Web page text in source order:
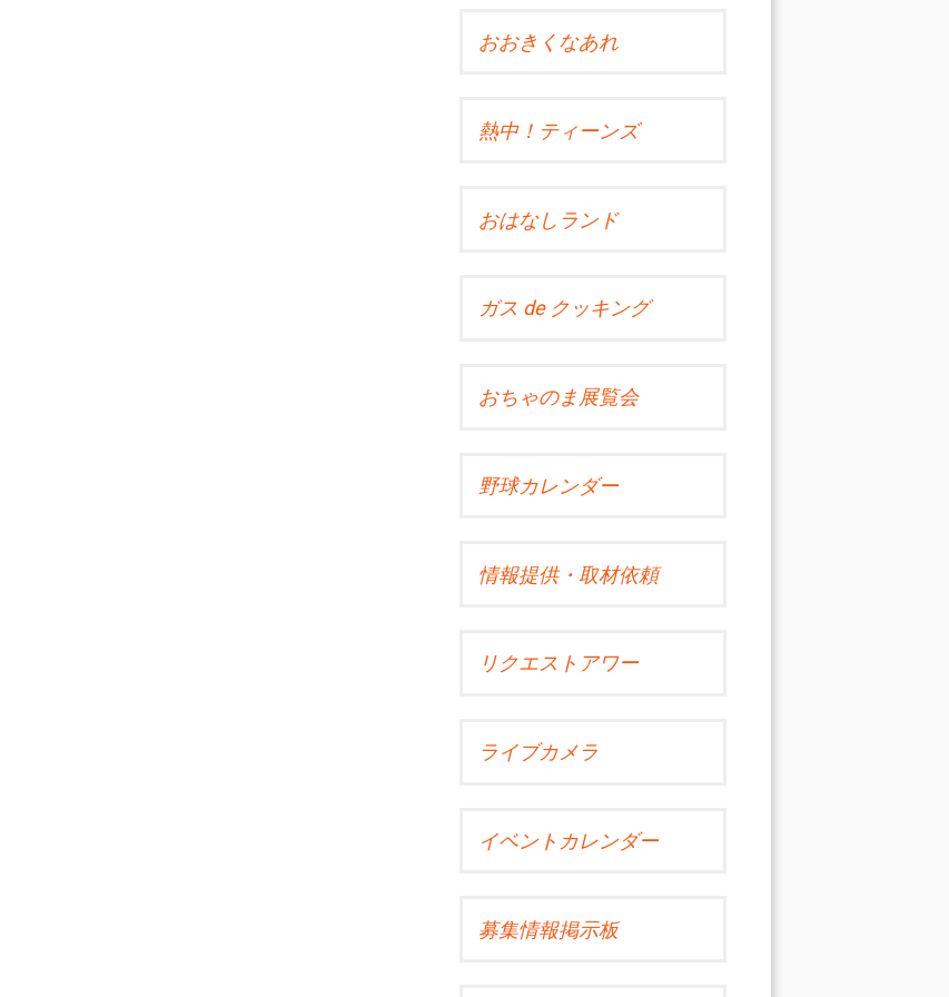
おおきくなあれ
熱中！ティーンズ
おはなしランド
ガス de クッキング
おちゃのま展覧会
野球カレンダー
情報提供・取材依頼
リクエストアワー
ライブカメラ
イベントカレンダー
募集情報掲示板